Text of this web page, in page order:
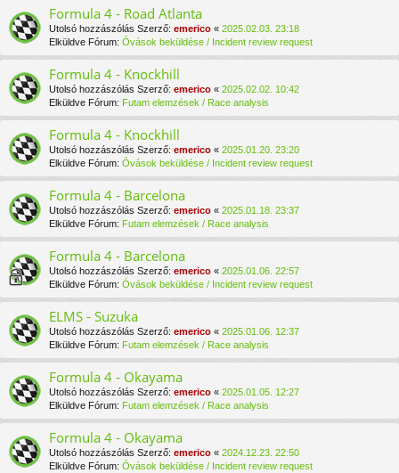
Formula 4 - Road Atlanta
Utolsó hozzászólás Szerző: emerico « 2025.02.03. 23:18
Elküldve Fórum: Óvások beküldése / Incident review request
Formula 4 - Knockhill
Utolsó hozzászólás Szerző: emerico « 2025.02.02. 10:42
Elküldve Fórum: Futam elemzések / Race analysis
Formula 4 - Knockhill
Utolsó hozzászólás Szerző: emerico « 2025.01.20. 23:20
Elküldve Fórum: Óvások beküldése / Incident review request
Formula 4 - Barcelona
Utolsó hozzászólás Szerző: emerico « 2025.01.18. 23:37
Elküldve Fórum: Futam elemzések / Race analysis
Formula 4 - Barcelona
Utolsó hozzászólás Szerző: emerico « 2025.01.06. 22:57
Elküldve Fórum: Óvások beküldése / Incident review request
ELMS - Suzuka
Utolsó hozzászólás Szerző: emerico « 2025.01.06. 12:37
Elküldve Fórum: Futam elemzések / Race analysis
Formula 4 - Okayama
Utolsó hozzászólás Szerző: emerico « 2025.01.05. 12:27
Elküldve Fórum: Futam elemzések / Race analysis
Formula 4 - Okayama
Utolsó hozzászólás Szerző: emerico « 2024.12.23. 22:50
Elküldve Fórum: Óvások beküldése / Incident review request